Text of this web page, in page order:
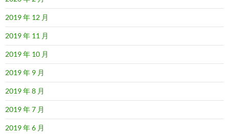
2019 年 12 月
2019 年 11 月
2019 年 10 月
2019 年 9 月
2019 年 8 月
2019 年 7 月
2019 年 6 月